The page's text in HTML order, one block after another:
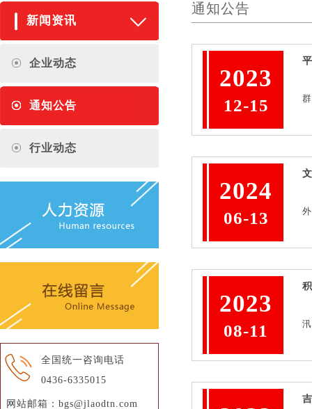
新闻资讯
企业动态
通知公告
行业动态
全国统一咨询电话
0436-6335015
网站邮箱：bgs@jlaodtn.com
通知公告
2023
12-15
2024
06-13
2023
08-11